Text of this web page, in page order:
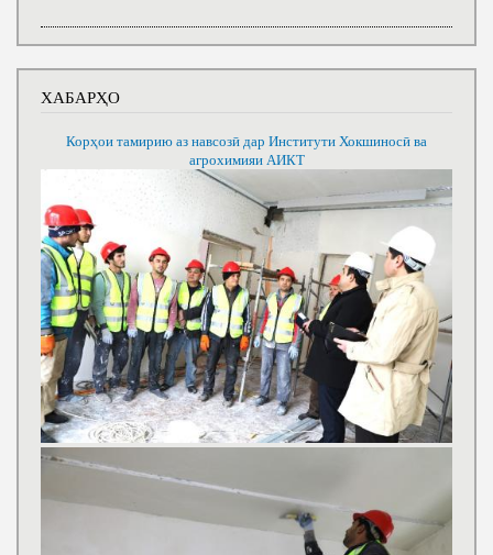
ХАБАРҲО
Корҳои тамирию аз навсозӣ дар Институти Хокшиносӣ ва
агрохимияи АИКТ